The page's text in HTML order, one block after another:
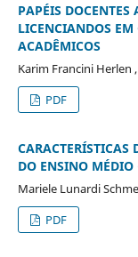
PAPÉIS DOCENTES
LICENCIANDOS
ACADÊMICOS
Karim Francini Herlen
PDF
CARACTERÍSTICAS
DO ENSINO
Mariele Lunardi
PDF